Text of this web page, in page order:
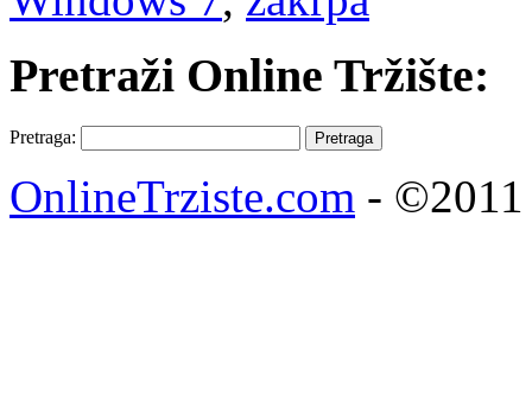
Pretraži Online Tržište:
Pretraga:
OnlineTrziste.com - ©2011